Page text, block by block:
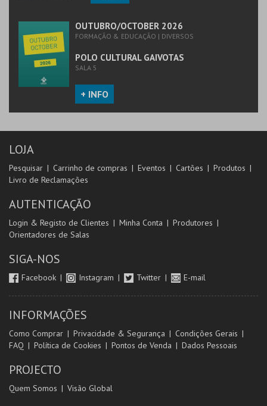
OUTUBRO/OCTOBER 2026
FORMAÇÃO & EDUCAÇÃO | DIVERSOS
POLO CULTURAL GAIVOTAS
SALA 5
+ INFO
LOJA
Pesquisar Carrinho de compras Eventos Cartões
Produtos
Livro de Reclamações
AUTENTICAÇÃO
Login & Registo de Clientes Minha Conta
Produtores
Orientadores de Salas
SIGA-NOS
Facebook Instagram Twitter E-mail
INFORMAÇÕES
Como Comprar Privacidade & Segurança
Condições Gerais
FAQ
Política de Cookies Pontos de Venda Dados Pessoais
PROJECTO
Quem Somos Visão Global